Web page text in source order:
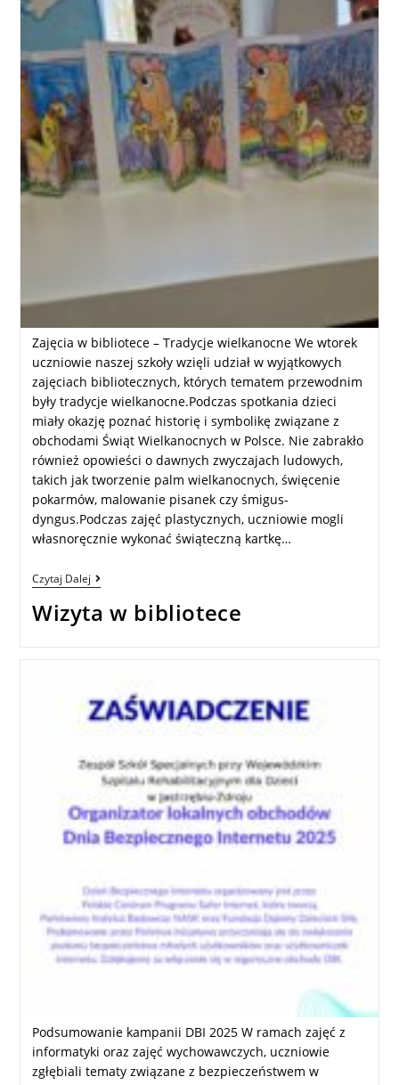
Zajęcia w bibliotece – Tradycje wielkanocne We wtorek
uczniowie naszej szkoły wzięli udział w wyjątkowych
zajęciach bibliotecznych, których tematem przewodnim
były tradycje wielkanocne.Podczas spotkania dzieci
miały okazję poznać historię i symbolikę związane z
obchodami Świąt Wielkanocnych w Polsce. Nie zabrakło
również opowieści o dawnych zwyczajach ludowych,
takich jak tworzenie palm wielkanocnych, święcenie
pokarmów, malowanie pisanek czy śmigus-
dyngus.Podczas zajęć plastycznych, uczniowie mogli
własnoręcznie wykonać świąteczną kartkę…
Czytaj Dalej
Wizyta w bibliotece
Podsumowanie kampanii DBI 2025 W ramach zajęć z
informatyki oraz zajęć wychowawczych, uczniowie
zgłębiali tematy związane z bezpieczeństwem w